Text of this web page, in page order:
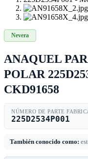
Nevera
ANAQUEL
POLAR
CKD91658
NÚMERO DE PARTE
225D2534P001
También conocido como: